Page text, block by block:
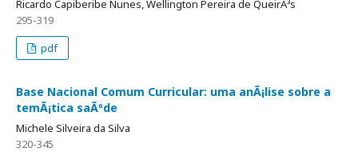
Ricardo Capiberibe Nunes, Wellington Pereira de QueirÃ³s
295-319
pdf
Base Nacional Comum Curricular: uma anÃ¡lise sobre a
temÃ¡tica saÃºde
Michele Silveira da Silva
320-345